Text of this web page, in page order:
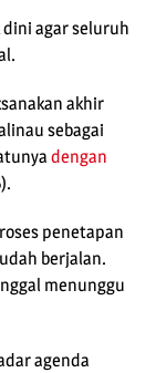
dini agar seluruh
akhir
sebagai
dengan
penetapan
berjalan.
menunggu
agenda